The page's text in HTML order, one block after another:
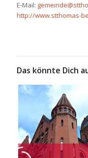
E-Mail:
http://www.stthomas-
Das könnte Dich